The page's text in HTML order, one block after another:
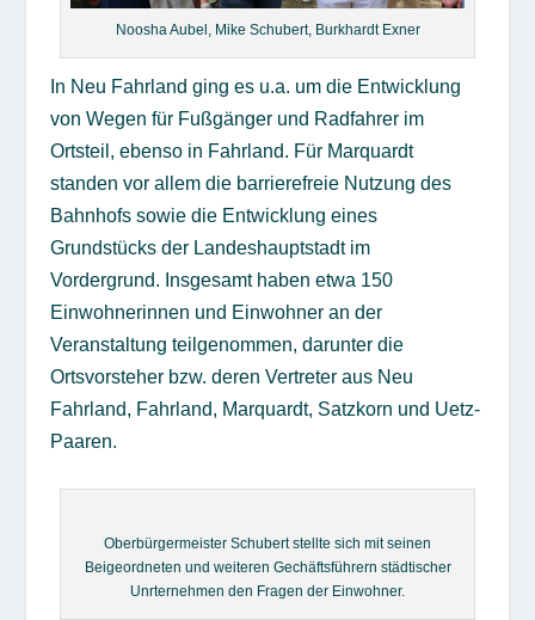
Noosha Aubel, Mike Schubert, Burkhardt Exner
In Neu Fahrland ging es u.a. um die Entwicklung
von Wegen für Fußgänger und Radfahrer im
Ortsteil, ebenso in Fahrland. Für Marquardt
standen vor allem die barrierefreie Nutzung des
Bahnhofs sowie die Entwicklung eines
Grundstücks der Landeshauptstadt im
Vordergrund. Insgesamt haben etwa 150
Einwohnerinnen und Einwohner an der
Veranstaltung teilgenommen, darunter die
Ortsvorsteher bzw. deren Vertreter aus Neu
Fahrland, Fahrland, Marquardt, Satzkorn und Uetz-
Paaren.
Oberbürgermeister Schubert stellte sich mit seinen
Beigeordneten und weiteren Gechäftsführern städtischer
Unrternehmen den Fragen der Einwohner.